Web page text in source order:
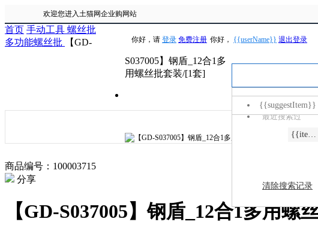
欢迎您进入土猫网企业购网站
你好，请 登录 免费注册 你好， {{userName}} 退出登录
最近搜索过
{{item.keyword}}
清除搜索记录
{{suggestItem}}
手电钻 充电钻/起子机
首页 手动工具 螺丝批
多功能螺丝批
【GD-
S037005】钢盾_12合1多
用螺丝批套装/[1套]
商品编号：100003715
分享
【GD-S037005】钢盾_12合1多用螺